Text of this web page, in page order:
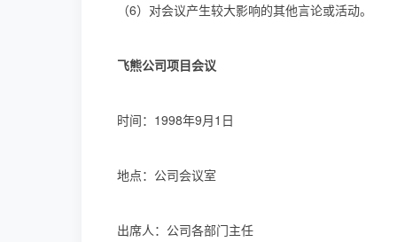
（6）对会议产生较大影响的其他言论或活动。
飞熊公司项目会议
时间：1998年9月1日
地点：公司会议室
出席人：公司各部门主任